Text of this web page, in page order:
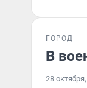
ГОРОД
В
28